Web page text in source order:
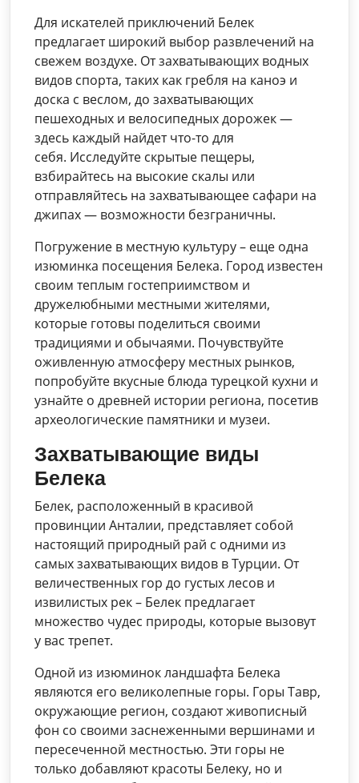
Для искателей приключений Белек
предлагает широкий выбор развлечений на
свежем воздухе. От захватывающих водных
видов спорта, таких как гребля на каноэ и
доска с веслом, до захватывающих
пешеходных и велосипедных дорожек —
здесь каждый найдет что-то для
себя. Исследуйте скрытые пещеры,
взбирайтесь на высокие скалы или
отправляйтесь на захватывающее сафари на
джипах — возможности безграничны.
Погружение в местную культуру – еще одна
изюминка посещения Белека. Город известен
своим теплым гостеприимством и
дружелюбными местными жителями,
которые готовы поделиться своими
традициями и обычаями. Почувствуйте
оживленную атмосферу местных рынков,
попробуйте вкусные блюда турецкой кухни и
узнайте о древней истории региона, посетив
археологические памятники и музеи.
Захватывающие виды
Белека
Белек, расположенный в красивой
провинции Анталии, представляет собой
настоящий природный рай с одними из
самых захватывающих видов в Турции. От
величественных гор до густых лесов и
извилистых рек – Белек предлагает
множество чудес природы, которые вызовут
у вас трепет.
Одной из изюминок ландшафта Белека
являются его великолепные горы. Горы Тавр,
окружающие регион, создают живописный
фон со своими заснеженными вершинами и
пересеченной местностью. Эти горы не
только добавляют красоты Белеку, но и